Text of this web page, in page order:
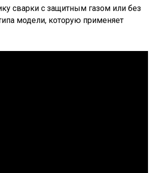
сварки с защитным газом или без
модели, которую применяет